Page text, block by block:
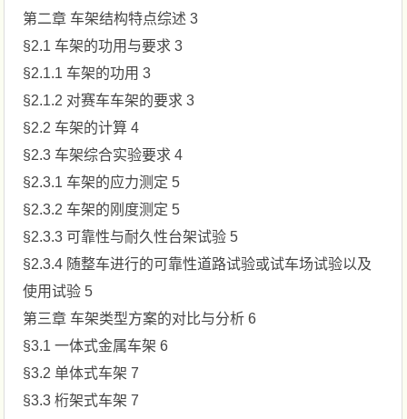
第二章 车架结构特点综述 3
§2.1 车架的功用与要求 3
§2.1.1 车架的功用 3
§2.1.2 对赛车车架的要求 3
§2.2 车架的计算 4
§2.3 车架综合实验要求 4
§2.3.1 车架的应力测定 5
§2.3.2 车架的刚度测定 5
§2.3.3 可靠性与耐久性台架试验 5
§2.3.4 随整车进行的可靠性道路试验或试车场试验以及
使用试验 5
第三章 车架类型方案的对比与分析 6
§3.1 一体式金属车架 6
§3.2 单体式车架 7
§3.3 桁架式车架 7